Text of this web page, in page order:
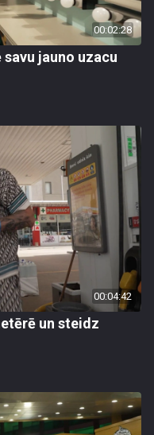
00:02:28
jauno uzacu
00:04:42
un steidz